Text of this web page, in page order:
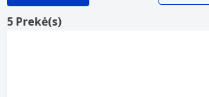
5 Prekė(s)